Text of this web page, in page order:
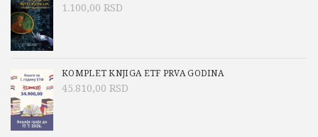
1.100,00 RSD
KOMPLET KNJIGA ETF PRVA GODINA
45.810,00 RSD